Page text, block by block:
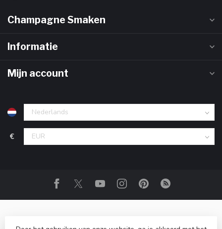
Champagne Smaken
Informatie
Mijn account
€